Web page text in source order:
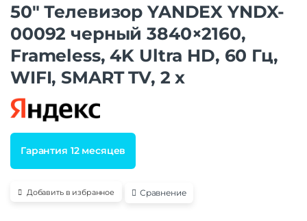
50″ Телевизор YANDEX YNDX-
00092 черный 3840×2160,
Frameless, 4K Ultra HD, 60 Гц,
WIFI, SMART TV, 2 x
Гарантия 12 месяцев
Добавить в избранное Сравнение